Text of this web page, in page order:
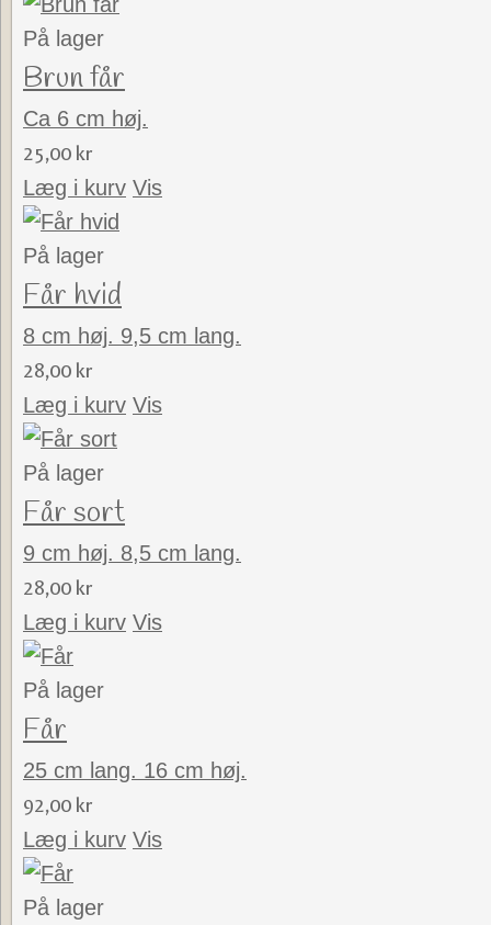
På lager
Brun får
Ca 6 cm høj.
25,00 kr
Læg i kurv Vis
På lager
Får hvid
8 cm høj. 9,5 cm lang.
28,00 kr
Læg i kurv Vis
På lager
Får sort
9 cm høj. 8,5 cm lang.
28,00 kr
Læg i kurv Vis
På lager
Får
25 cm lang. 16 cm høj.
92,00 kr
Læg i kurv Vis
På lager